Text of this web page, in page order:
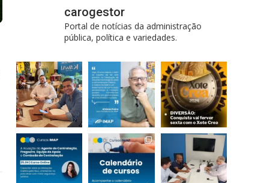
carogestor
Portal de notícias da administração
pública, política e variedades.